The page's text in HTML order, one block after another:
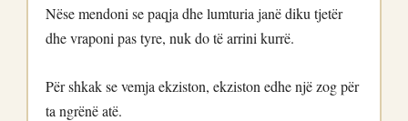
Nëse mendoni se paqja dhe lumturia janë diku tjetër
dhe vraponi pas tyre, nuk do të arrini kurrë.
Për shkak se vemja ekziston, ekziston edhe një zog për
ta ngrënë atë.